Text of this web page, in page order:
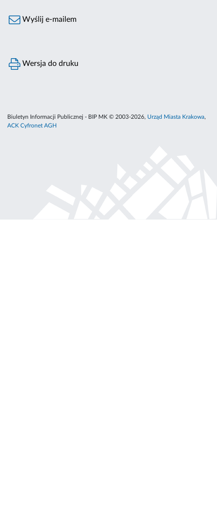
Wyślij e-mailem
Wersja do druku
Biuletyn Informacji Publicznej - BIP MK © 2003-2026, Urząd Miasta Krakowa,
ACK Cyfronet AGH